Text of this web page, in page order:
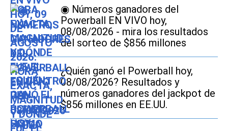
◉ Números ganadores del
Powerball EN VIVO hoy,
08/08/2026 - mira los resultados
del sorteo de $856 millones
¿Quién ganó el Powerball hoy,
08/08/2026? Resultados y
números ganadores del jackpot de
$856 millones en EE.UU.